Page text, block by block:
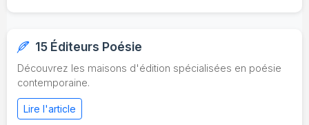
15 Éditeurs Poésie
Découvrez les maisons d'édition spécialisées en poésie
contemporaine.
Lire l'article